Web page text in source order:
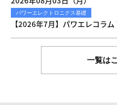
パワーエレクトロニクス基礎
【2026年7月】パワエレコラ
一覧は